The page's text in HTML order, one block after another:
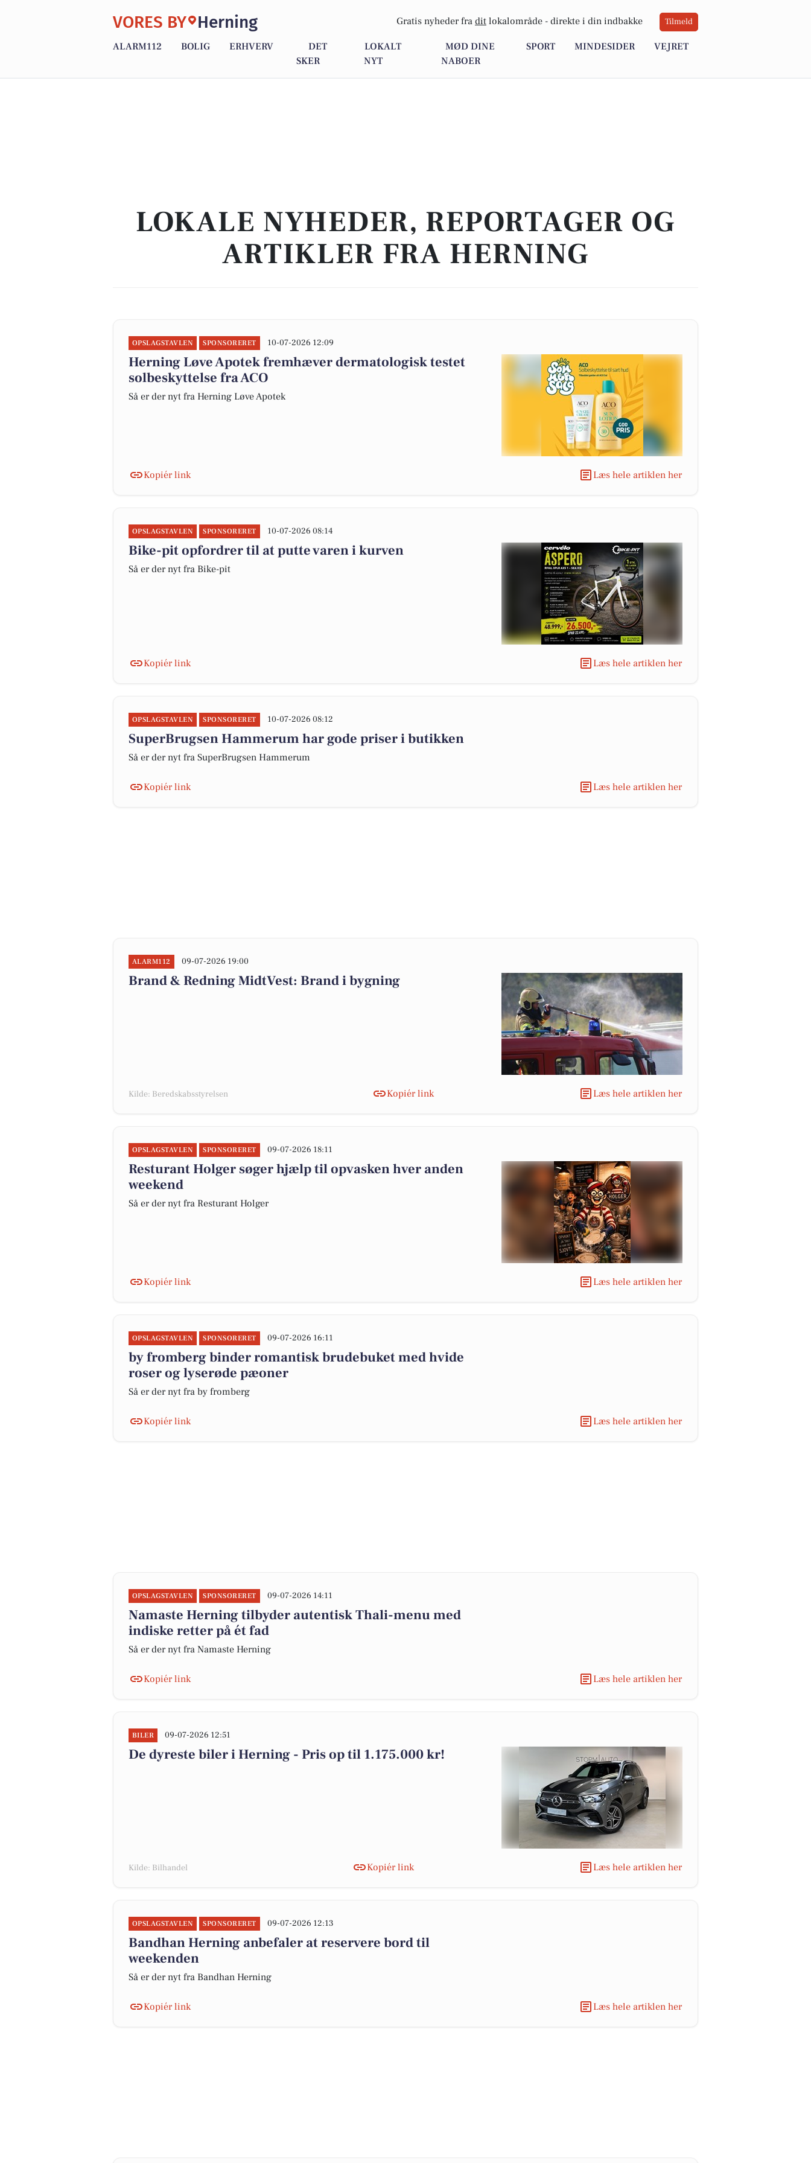
VORES BY Herning Gratis nyheder fra dit lokalområde - direkte i din indbakke Tilmeld
ALARM112 BOLIG ERHVERV
DET
SKER
LOKALT
NYT
MØD DINE
NABOER
SPORT MINDESIDER VEJRET
LOKALE NYHEDER, REPORTAGER OG
ARTIKLER FRA HERNING
OPSLAGSTAVLEN SPONSORERET 10-07-2026 12:09
Herning Løve Apotek fremhæver dermatologisk testet
solbeskyttelse fra ACO
Så er der nyt fra Herning Løve Apotek
Kopiér link Læs hele artiklen her
OPSLAGSTAVLEN SPONSORERET 10-07-2026 08:14
Bike-pit opfordrer til at putte varen i kurven
Så er der nyt fra Bike-pit
Kopiér link Læs hele artiklen her
OPSLAGSTAVLEN SPONSORERET 10-07-2026 08:12
SuperBrugsen Hammerum har gode priser i butikken
Så er der nyt fra SuperBrugsen Hammerum
Kopiér link Læs hele artiklen her
ALARM112 09-07-2026 19:00
Brand & Redning MidtVest: Brand i bygning
Kilde: Beredskabsstyrelsen Kopiér link Læs hele artiklen her
OPSLAGSTAVLEN SPONSORERET 09-07-2026 18:11
Resturant Holger søger hjælp til opvasken hver anden
weekend
Så er der nyt fra Resturant Holger
Kopiér link Læs hele artiklen her
OPSLAGSTAVLEN SPONSORERET 09-07-2026 16:11
by fromberg binder romantisk brudebuket med hvide
roser og lyserøde pæoner
Så er der nyt fra by fromberg
Kopiér link Læs hele artiklen her
OPSLAGSTAVLEN SPONSORERET 09-07-2026 14:11
Namaste Herning tilbyder autentisk Thali-menu med
indiske retter på ét fad
Så er der nyt fra Namaste Herning
Kopiér link Læs hele artiklen her
BILER 09-07-2026 12:51
De dyreste biler i Herning - Pris op til 1.175.000 kr!
Kilde: Bilhandel Kopiér link Læs hele artiklen her
OPSLAGSTAVLEN SPONSORERET 09-07-2026 12:13
Bandhan Herning anbefaler at reservere bord til
weekenden
Så er der nyt fra Bandhan Herning
Kopiér link Læs hele artiklen her